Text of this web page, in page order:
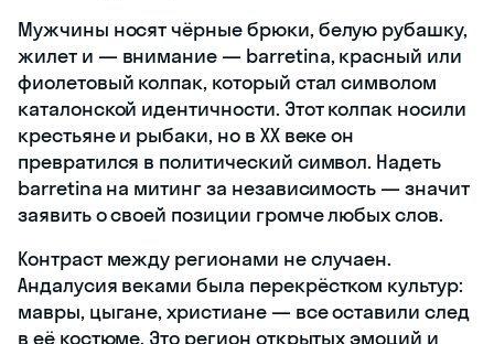
Мужчины носят чёрные брюки, белую рубашку,
жилет и — внимание — barretina, красный или
фиолетовый колпак, который стал символом
каталонской идентичности. Этот колпак носили
крестьяне и рыбаки, но в XX веке он
превратился в политический символ. Надеть
barretina на митинг за независимость — значит
заявить о своей позиции громче любых слов.
Контраст между регионами не случаен.
Андалусия веками была перекрёстком культур:
мавры, цыгане, христиане — все оставили след
в её костюме. Это регион открытых эмоций и